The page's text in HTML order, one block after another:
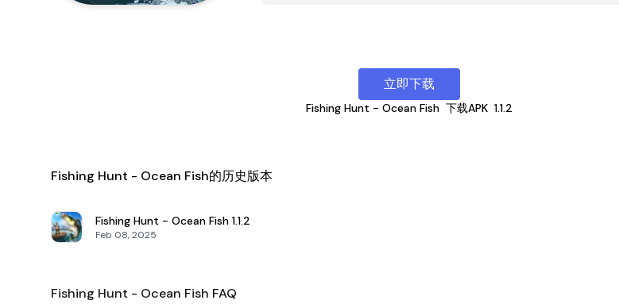
立即下载
Fishing Hunt - Ocean Fish 下载APK 1.1.2
Fishing Hunt - Ocean Fish的历史版本
Fishing Hunt - Ocean Fish 1.1.2
Feb 08, 2025
Fishing Hunt - Ocean Fish FAQ